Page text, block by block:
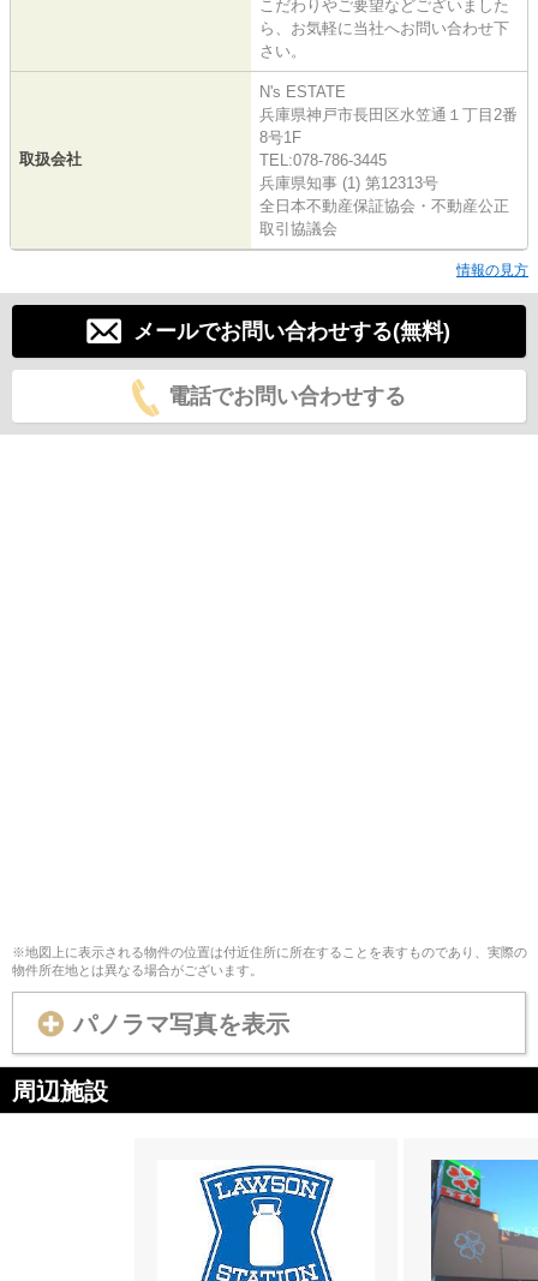
こだわりやご要望などございました
ら、お気軽に当社へお問い合わせ下
さい。
取扱会社
N's ESTATE
兵庫県神戸市長田区水笠通１丁目2番
8号1F
TEL:078-786-3445
兵庫県知事 (1) 第12313号
全日本不動産保証協会・不動産公正
取引協議会
情報の見方
メールでお問い合わせする(無料)
電話でお問い合わせする
※地図上に表示される物件の位置は付近住所に所在することを表すものであり、実際の
物件所在地とは異なる場合がございます。
パノラマ写真を表示
周辺施設